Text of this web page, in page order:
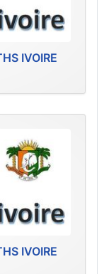
IVOIRE
IVOIRE